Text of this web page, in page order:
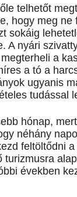
telhetőt
hogy meg ne
sokáig
A nyári
a
a tó a
ugyanis
tudással
hónap,
néhány
feltöltődni
turizmusra
években